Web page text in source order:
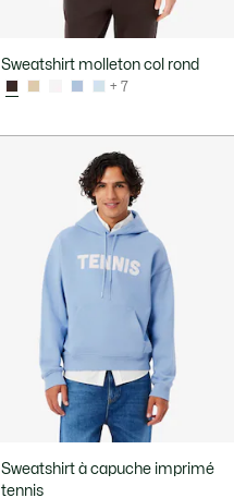
Sweatshirt molleton col rond
+ 7
Sweatshirt à capuche imprimé
tennis